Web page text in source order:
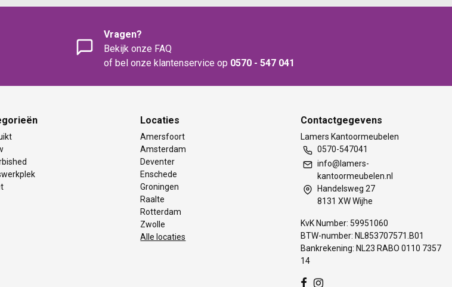
Vragen?
Bekijk onze FAQ
of bel onze klantenservice op 0570 - 547 041
Locaties
Amersfoort
Amsterdam
Deventer
Enschede
Groningen
Raalte
Rotterdam
Zwolle
Alle locaties
Contactgegevens
Lamers Kantoormeubelen
0570-547041
info@lamers-
kantoormeubelen.nl
Handelsweg 27
8131 XW Wijhe
KvK Number: 59951060
BTW-number: NL853707571.B01
Bankrekening: NL23 RABO 0110 7357
14